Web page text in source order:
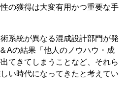
の獲得は大変有用かつ重要な手
系統が異なる混成設計部門が発
Aの結果「他人のノウハウ・成
てきてしまうことなど、それら
い時代になってきたと考えてい